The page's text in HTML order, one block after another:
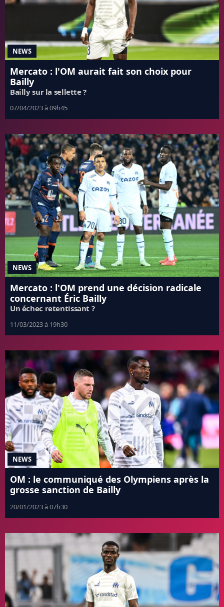
NEWS
Mercato : l'OM aurait fait son choix pour
Bailly
Bailly sur la sellette ?
07/04/2023 à 09h45
NEWS
Mercato : l'OM prend une décision radicale
concernant Éric Bailly
Un échec retentissant ?
11/03/2023 à 19h30
NEWS
OM : le communiqué des Olympiens après la
grosse sanction de Bailly
20/01/2023 à 07h30